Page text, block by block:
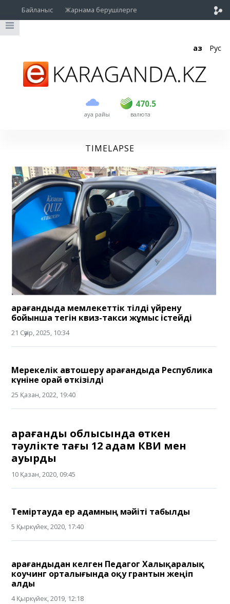
Байланыс Жарнама берушілерге
Қаз Рус
ауа райы
470.5
USD 469 470.5
EUR валюта
TIMELAPSE
Қарағандыда мемлекеттік тілді үйрену
бойынша тегін квиз-такси жұмыс істейді
21 Сәуір, 2025, 10:34
Мерекелік автошеру Қарағандыда Республика
күніне орай өткізілді
25 Қазан, 2022, 19:40
Қарағанды облысында өткен
тәулікте тағы 12 адам КВИ мен
ауырды
10 Қазан, 2020, 09:45
Теміртауда ер адамның мәйіті табылды
5 Қыркүйек, 2020, 17:40
Қарағандыдан келген Педагог Халықаралық
коучинг орталығында оқу грантын жеңіп
алды
4 Қыркүйек, 2019, 12:18